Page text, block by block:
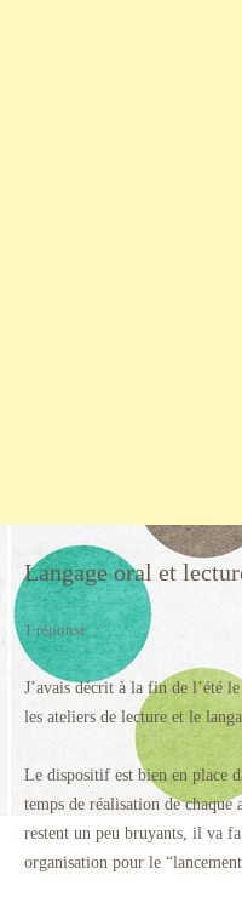
Langage oral et
1 réponse
J’avais décrit à la fin de l’été
les ateliers de lecture et le
Le dispositif est bien en place
temps de réalisation de chaque
restent un peu bruyants, il va
organisation pour le